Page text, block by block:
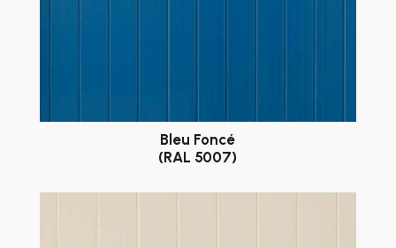
Bleu Foncé
(RAL 5007)